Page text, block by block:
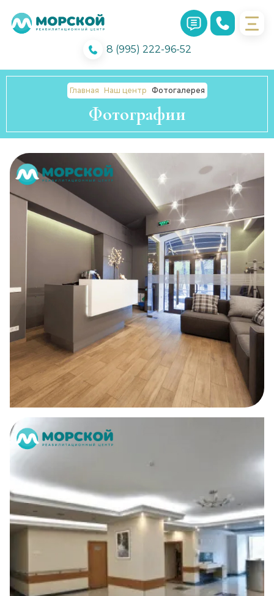
8 (995) 222-96-52
Главная Наш центр Фотогалерея
Фотографии